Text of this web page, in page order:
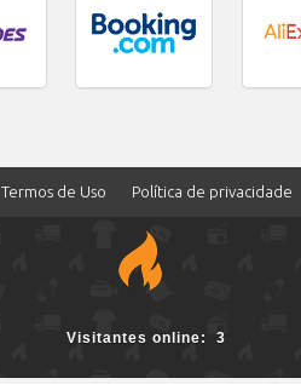
Termos de Uso Política de privacidade
3